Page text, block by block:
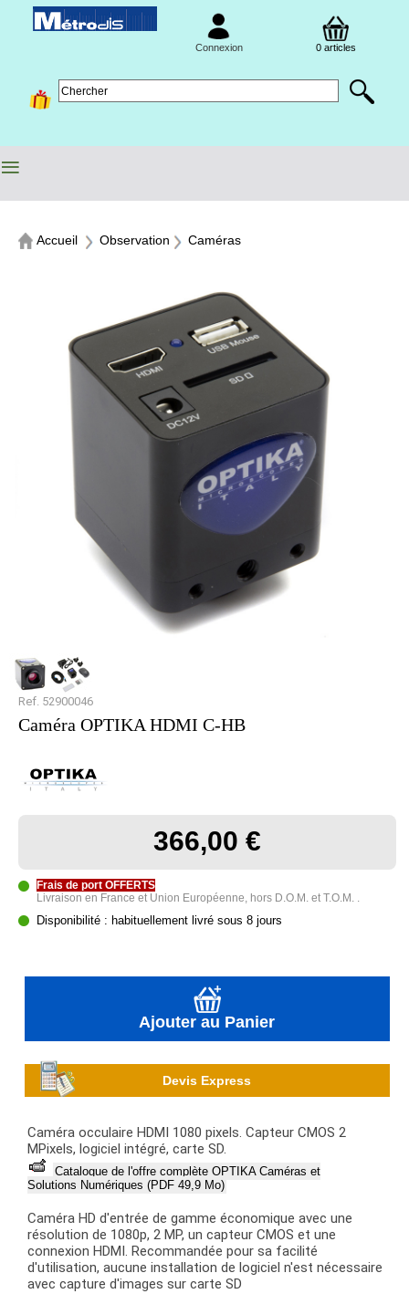
Connexion 0 articles
≡
Accueil Observation Caméras
Ref. 52900046
Caméra OPTIKA HDMI C-HB
366,00 €
Frais de port OFFERTS
Livraison en France et Union Européenne, hors D.O.M. et T.O.M. .
Disponibilité : habituellement livré sous 8 jours
Ajouter au Panier
Devis Express
Caméra occulaire HDMI 1080 pixels. Capteur CMOS 2
MPixels, logiciel intégré, carte SD.
Catalogue de l'offre complète OPTIKA Caméras et
Solutions Numériques (PDF 49,9 Mo)
Caméra HD d'entrée de gamme économique avec une
résolution de 1080p, 2 MP, un capteur CMOS et une
connexion HDMI. Recommandée pour sa facilité
d'utilisation, aucune installation de logiciel n'est nécessaire
avec capture d'images sur carte SD